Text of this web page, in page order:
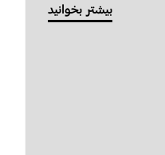
بیشتر بخوانید